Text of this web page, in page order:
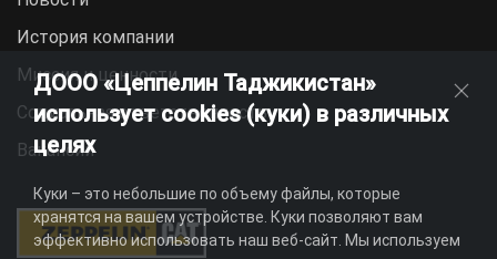
История компании
Миссия и ценности
Социальная ответственность
Вакансии
ДООО «Цеппелин Таджикистан»
использует cookies (куки) в различных
целях
Куки – это небольшие по объему файлы, которые
хранятся на вашем устройстве. Куки позволяют вам
эффективно использовать наш веб-сайт. Мы используем